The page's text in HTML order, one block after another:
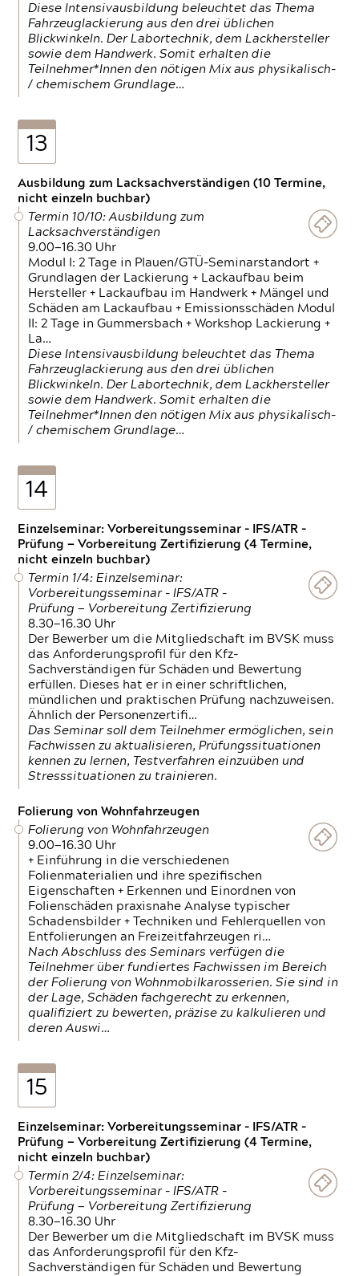
Diese Intensivausbildung beleuchtet das Thema
Fahrzeuglackierung aus den drei üblichen
Blickwinkeln. Der Labortechnik, dem Lackhersteller
sowie dem Handwerk. Somit erhalten die
Teilnehmer*Innen den nötigen Mix aus physikalisch-
/ chemischem Grundlage…
13
Ausbildung zum Lacksachverständigen (10 Termine,
nicht einzeln buchbar)
Termin 10/10: Ausbildung zum
Lacksachverständigen
9.00—16.30 Uhr
Modul I: 2 Tage in Plauen/GTÜ-Seminarstandort +
Grundlagen der Lackierung + Lackaufbau beim
Hersteller + Lackaufbau im Handwerk + Mängel und
Schäden am Lackaufbau + Emissionsschäden Modul
II: 2 Tage in Gummersbach + Workshop Lackierung +
La…
Diese Intensivausbildung beleuchtet das Thema
Fahrzeuglackierung aus den drei üblichen
Blickwinkeln. Der Labortechnik, dem Lackhersteller
sowie dem Handwerk. Somit erhalten die
Teilnehmer*Innen den nötigen Mix aus physikalisch-
/ chemischem Grundlage…
14
Einzelseminar: Vorbereitungsseminar - IFS/ATR -
Prüfung — Vorbereitung Zertifizierung (4 Termine,
nicht einzeln buchbar)
Termin 1/4: Einzelseminar:
Vorbereitungsseminar - IFS/ATR -
Prüfung — Vorbereitung Zertifizierung
8.30—16.30 Uhr
Der Bewerber um die Mitgliedschaft im BVSK muss
das Anforderungsprofil für den Kfz-
Sachverständigen für Schäden und Bewertung
erfüllen. Dieses hat er in einer schriftlichen,
mündlichen und praktischen Prüfung nachzuweisen.
Ähnlich der Personenzertifi…
Das Seminar soll dem Teilnehmer ermöglichen, sein
Fachwissen zu aktualisieren, Prüfungssituationen
kennen zu lernen, Testverfahren einzuüben und
Stresssituationen zu trainieren.
Folierung von Wohnfahrzeugen
Folierung von Wohnfahrzeugen
9.00—16.30 Uhr
+ Einführung in die verschiedenen
Folienmaterialien und ihre spezifischen
Eigenschaften + Erkennen und Einordnen von
Folienschäden praxisnahe Analyse typischer
Schadensbilder + Techniken und Fehlerquellen von
Entfolierungen an Freizeitfahrzeugen ri…
Nach Abschluss des Seminars verfügen die
Teilnehmer über fundiertes Fachwissen im Bereich
der Folierung von Wohnmobilkarosserien. Sie sind in
der Lage, Schäden fachgerecht zu erkennen,
qualifiziert zu bewerten, präzise zu kalkulieren und
deren Auswi…
15
Einzelseminar: Vorbereitungsseminar - IFS/ATR -
Prüfung — Vorbereitung Zertifizierung (4 Termine,
nicht einzeln buchbar)
Termin 2/4: Einzelseminar:
Vorbereitungsseminar - IFS/ATR -
Prüfung — Vorbereitung Zertifizierung
8.30—16.30 Uhr
Der Bewerber um die Mitgliedschaft im BVSK muss
das Anforderungsprofil für den Kfz-
Sachverständigen für Schäden und Bewertung